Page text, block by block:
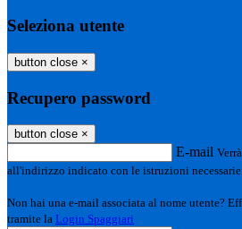
Seleziona utente
button close ×
Recupero password
button close ×
E-mail
all'indirizzo indicato con le istruzioni
Non hai una e-mail associata al nome utente?
tramite la Login Spaggiari